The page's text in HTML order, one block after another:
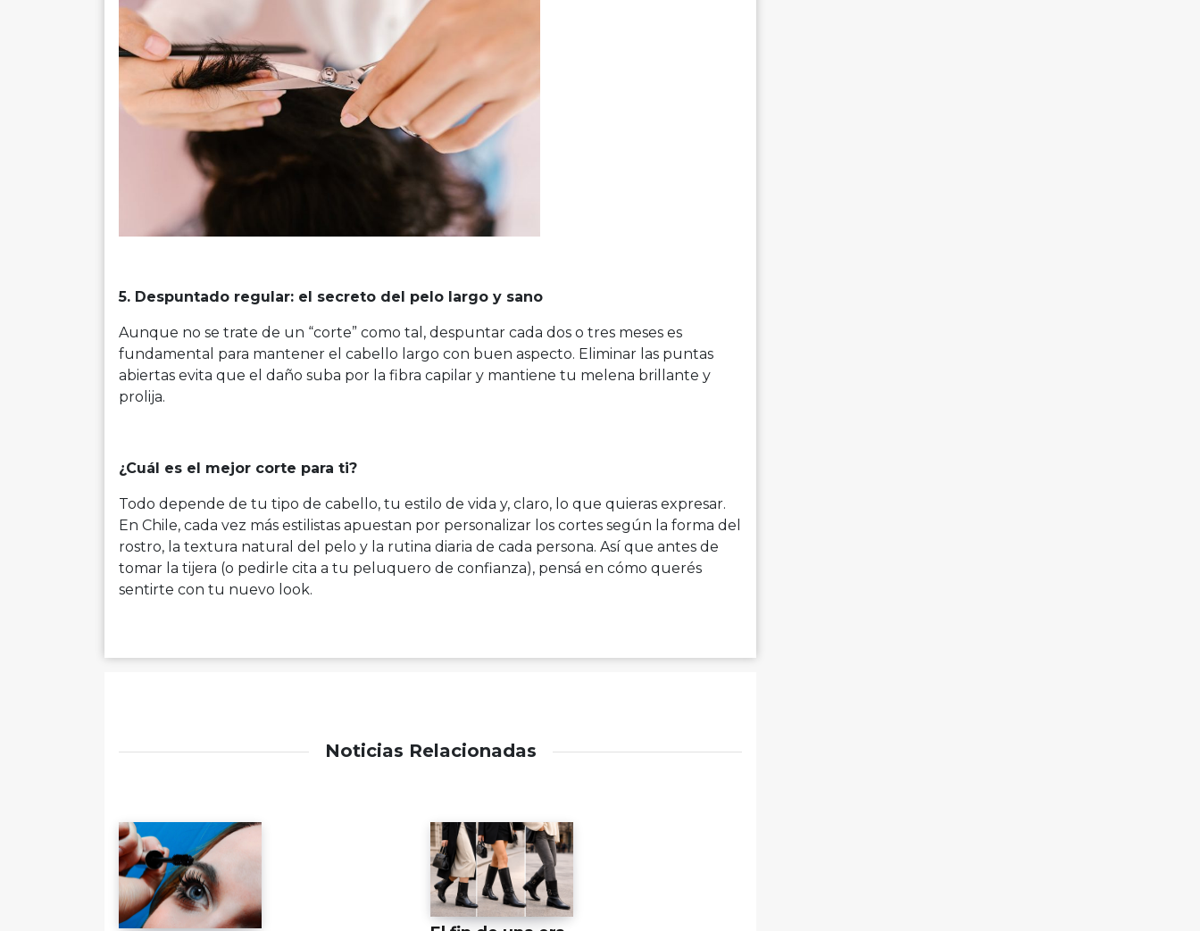
5. Despuntado regular: el secreto del pelo largo y sano
Aunque no se trate de un “corte” como tal, despuntar cada dos o tres meses es
fundamental para mantener el cabello largo con buen aspecto. Eliminar las puntas
abiertas evita que el daño suba por la fibra capilar y mantiene tu melena brillante y
prolija.
¿Cuál es el mejor corte para ti?
Todo depende de tu tipo de cabello, tu estilo de vida y, claro, lo que quieras expresar.
En Chile, cada vez más estilistas apuestan por personalizar los cortes según la forma del
rostro, la textura natural del pelo y la rutina diaria de cada persona. Así que antes de
tomar la tijera (o pedirle cita a tu peluquero de confianza), pensá en cómo querés
sentirte con tu nuevo look.
Noticias Relacionadas